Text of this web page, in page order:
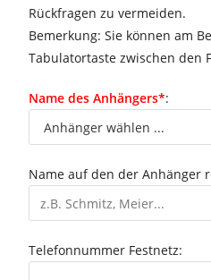
Rückfragen zu vermeiden.
Bemerkung: Sie können am
Tabulatortaste zwischen den
Name des Anhängers*:
Name auf den der Anhänger
Telefonnummer Festnetz: